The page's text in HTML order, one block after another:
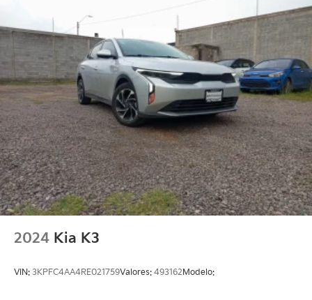
2024 Kia K3
VIN: 3KPFC4AA4RE021759Valores: 493162Modelo: